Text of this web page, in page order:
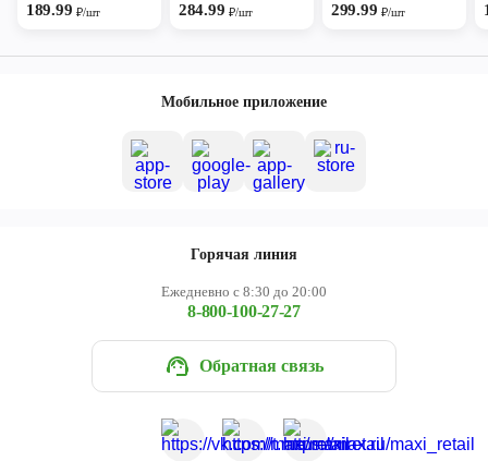
189.99 ₽/шт 284.99 ₽/шт 299.99 ₽/шт
Мобильное приложение
Горячая линия
Ежедневно с 8:30 до 20:00
8-800-100-27-27
Обратная связь